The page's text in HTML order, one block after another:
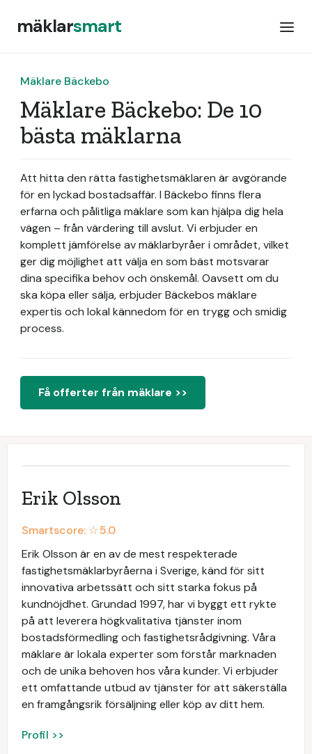
mäklarsmart
Mäklare Bäckebo
Mäklare Bäckebo: De 10
bästa mäklarna
Att hitta den rätta fastighetsmäklaren är avgörande
för en lyckad bostadsaffär. I Bäckebo finns flera
erfarna och pålitliga mäklare som kan hjälpa dig hela
vägen – från värdering till avslut. Vi erbjuder en
komplett jämförelse av mäklarbyråer i området, vilket
ger dig möjlighet att välja en som bäst motsvarar
dina specifika behov och önskemål. Oavsett om du
ska köpa eller sälja, erbjuder Bäckebos mäklare
expertis och lokal kännedom för en trygg och smidig
process.
Få offerter från mäklare >>
Erik Olsson
Smartscore: ☆5.0
Erik Olsson är en av de mest respekterade
fastighetsmäklarbyråerna i Sverige, känd för sitt
innovativa arbetssätt och sitt starka fokus på
kundnöjdhet. Grundad 1997, har vi byggt ett rykte
på att leverera högkvalitativa tjänster inom
bostadsförmedling och fastighetsrådgivning. Våra
mäklare är lokala experter som förstår marknaden
och de unika behoven hos våra kunder. Vi erbjuder
ett omfattande utbud av tjänster för att säkerställa
en framgångsrik försäljning eller köp av ditt hem.
Profil >>